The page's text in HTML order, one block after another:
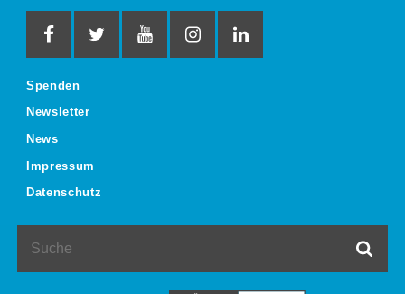
Spenden
Newsletter
News
Impressum
Datenschutz